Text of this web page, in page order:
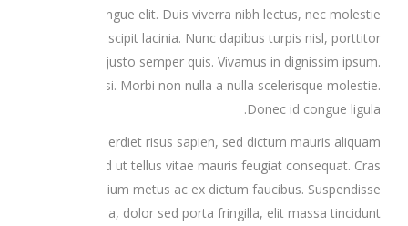
facilisis congue elit. Duis viverra nibh lectus, nec molestie
libero suscipit lacinia. Nunc dapibus turpis nisl, porttitor
pulvinar justo semper quis. Vivamus in dignissim ipsum.
Nulla facilisi. Morbi non nulla a nulla scelerisque molestie.
Donec id congue ligula.
Nullam imperdiet risus sapien, sed dictum mauris aliquam
eget. Sed ut tellus vitae mauris feugiat consequat. Cras
pretium metus ac ex dictum faucibus. Suspendisse
malesuada, dolor sed porta fringilla, elit massa tincidunt